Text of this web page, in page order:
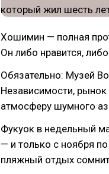
Хошимин — полная
Он либо нравится,
Обязательно: Музей
Независимости, рынок
атмосферу шумного
Фукуок в недельный
— и только с ноября
пляжный отдых